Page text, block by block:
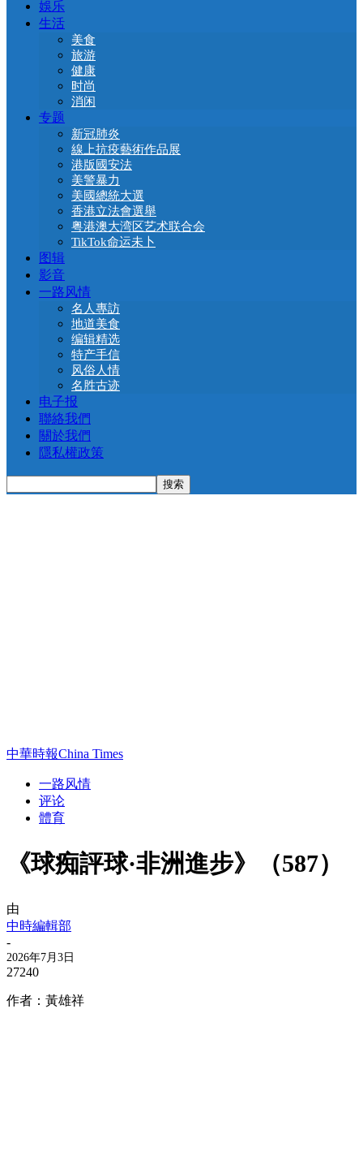
娛乐
生活
美食
旅游
健康
时尚
消闲
专题
新冠肺炎
線上抗疫藝術作品展
港版國安法
美警暴力
美國總統大選
香港立法會選舉
粤港澳大湾区艺术联合会
TikTok命运未卜
图辑
影音
一路风情
名人專訪
地道美食
编辑精选
特产手信
风俗人情
名胜古迹
电子报
聯絡我們
關於我們
隱私權政策
中華時報China Times
一路风情
评论
體育
《球痴評球·非洲進步》（587）
由
中時編輯部
-
2026年7月3日
27240
作者：黃雄祥